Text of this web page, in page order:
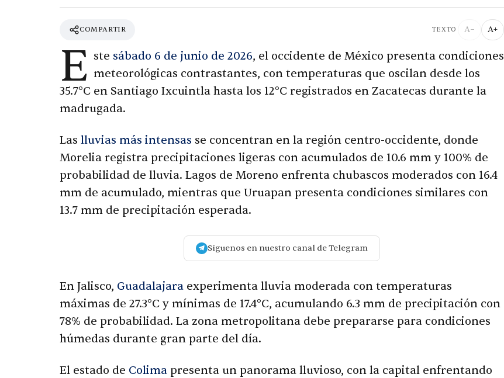
COMPARTIR TEXTO A− A+
E ste sábado 6 de junio de 2026, el occidente de México presenta condiciones
meteorológicas contrastantes, con temperaturas que oscilan desde los
35.7°C en Santiago Ixcuintla hasta los 12°C registrados en Zacatecas durante la
madrugada.
Las lluvias más intensas se concentran en la región centro-occidente, donde
Morelia registra precipitaciones ligeras con acumulados de 10.6 mm y 100% de
probabilidad de lluvia. Lagos de Moreno enfrenta chubascos moderados con 16.4
mm de acumulado, mientras que Uruapan presenta condiciones similares con
13.7 mm de precipitación esperada.
Síguenos en nuestro canal de Telegram
En Jalisco, Guadalajara experimenta lluvia moderada con temperaturas
máximas de 27.3°C y mínimas de 17.4°C, acumulando 6.3 mm de precipitación con
78% de probabilidad. La zona metropolitana debe prepararse para condiciones
húmedas durante gran parte del día.
El estado de Colima presenta un panorama lluvioso, con la capital enfrentando